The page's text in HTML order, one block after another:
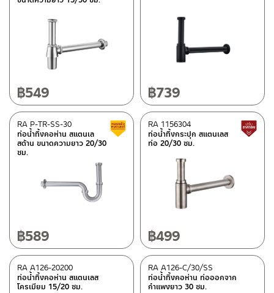
฿549 ฿739
ท่อน้ำทิ้งคอห่าน สแตนเล
สด้าน ขนาดความยาว 20/30
ซม.
RA P-TR-SS-30 สินค้าลดราคา เคลียร์สต็อก
฿589
ท่อน้ำทิ้งกระปุก สแตนเลส
ท่อ 20/30 ซม.
RA 1156304
฿499
ท่อน้ำทิ้งคอห่าน สแตนเลส
โครเมียม 15/20 ซม.
RA A126-20200
ท่อน้ำทิ้งคอห่าน ท่อออกจาก
กำแพงยาว 30 ซม.
RA A126-C/30/SS